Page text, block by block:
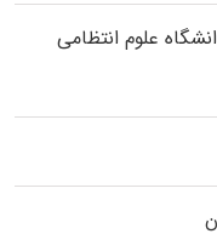
ﻋﻠﻮم انتظامی